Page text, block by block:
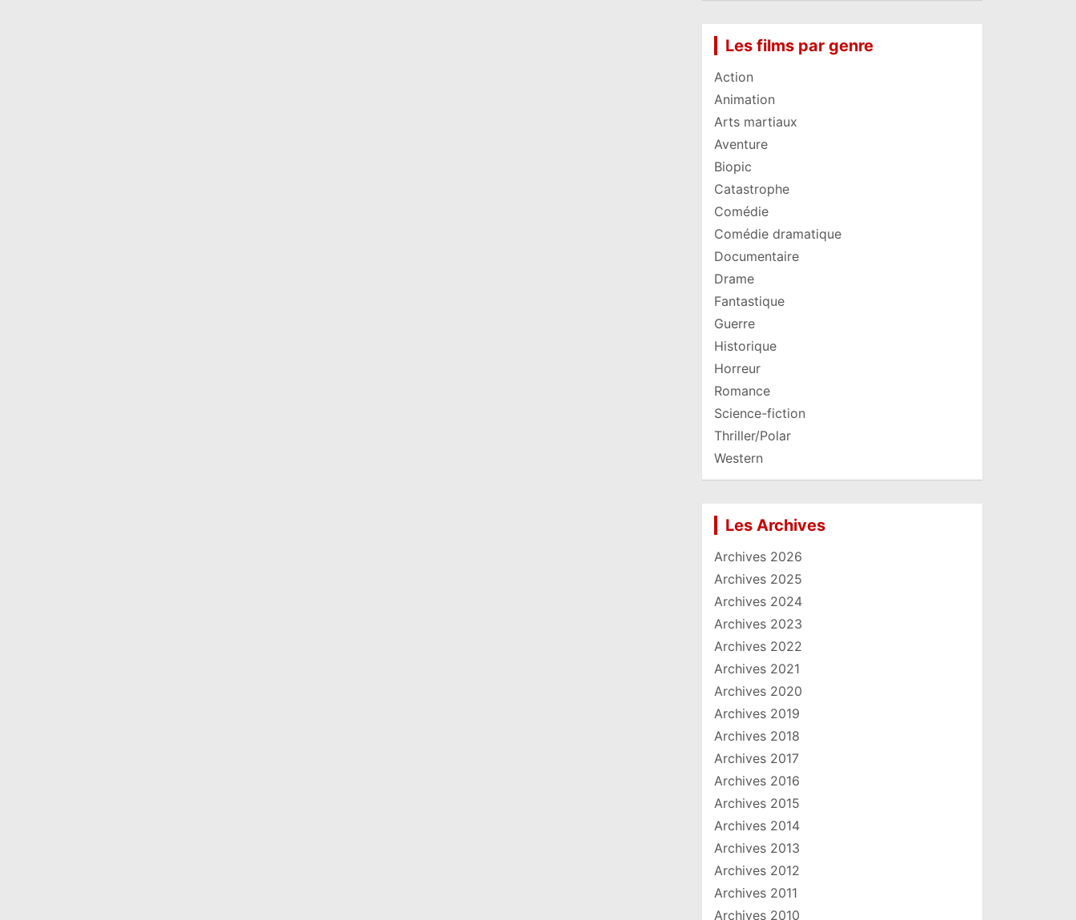
Les films par genre
Action
Animation
Arts martiaux
Aventure
Biopic
Catastrophe
Comédie
Comédie dramatique
Documentaire
Drame
Fantastique
Guerre
Historique
Horreur
Romance
Science-fiction
Thriller/Polar
Western
Les Archives
Archives 2026
Archives 2025
Archives 2024
Archives 2023
Archives 2022
Archives 2021
Archives 2020
Archives 2019
Archives 2018
Archives 2017
Archives 2016
Archives 2015
Archives 2014
Archives 2013
Archives 2012
Archives 2011
Archives 2010